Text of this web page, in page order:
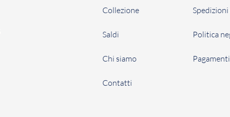
Collezione
Saldi
Chi siamo
Contatti
Spedizioni
Politica
Pagamenti